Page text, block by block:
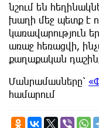
նշում են
խաղի մեջ պետք է
կառավարություն
առաջ հեռացվի,
քաղաքական
Մանրամասները՝
համարում